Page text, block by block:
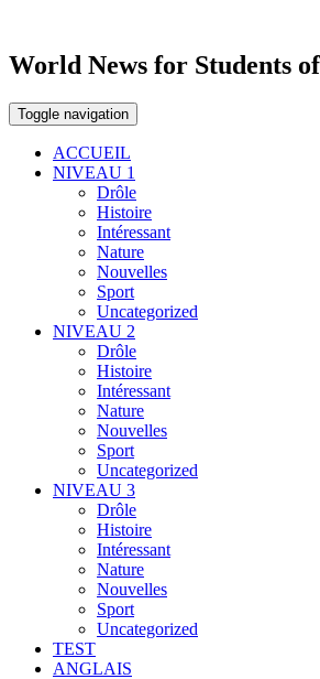
World News for Students
Toggle navigation
ACCUEIL
NIVEAU 1
Drôle
Histoire
Intéressant
Nature
Nouvelles
Sport
Uncategorized
NIVEAU 2
Drôle
Histoire
Intéressant
Nature
Nouvelles
Sport
Uncategorized
NIVEAU 3
Drôle
Histoire
Intéressant
Nature
Nouvelles
Sport
Uncategorized
TEST
ANGLAIS